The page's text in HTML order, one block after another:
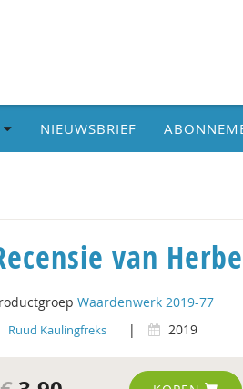
NIEUWSBRIEF
van
Waardenwerk 2019-77
Ruud Kaulingfreks | 2019